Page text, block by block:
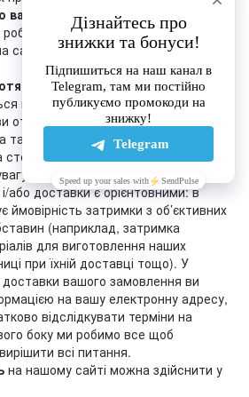
та суміпісляплати. Актуальні
відділень «Нової пошти» ви
сайті перевізника.
1-3 днів, що мають статус «
після оплати замовлення (після
отримаєте лист, що підтверджує
ви побачите зміну статусу
трекінга на нашому сайті).
на те, що зазначені на сайті
або доставки є орієнтовними: в
ймовірність затримки з об’єктивних
(наприклад, затримка
для виготовлення наших
при їхній доставці тощо). У
доставки вашого замовлення ви
на вашу електронну адресу,
відслідкувати терміни на
боку ми робимо все щоб
всі питання.
на нашому сайті можна здійснити у